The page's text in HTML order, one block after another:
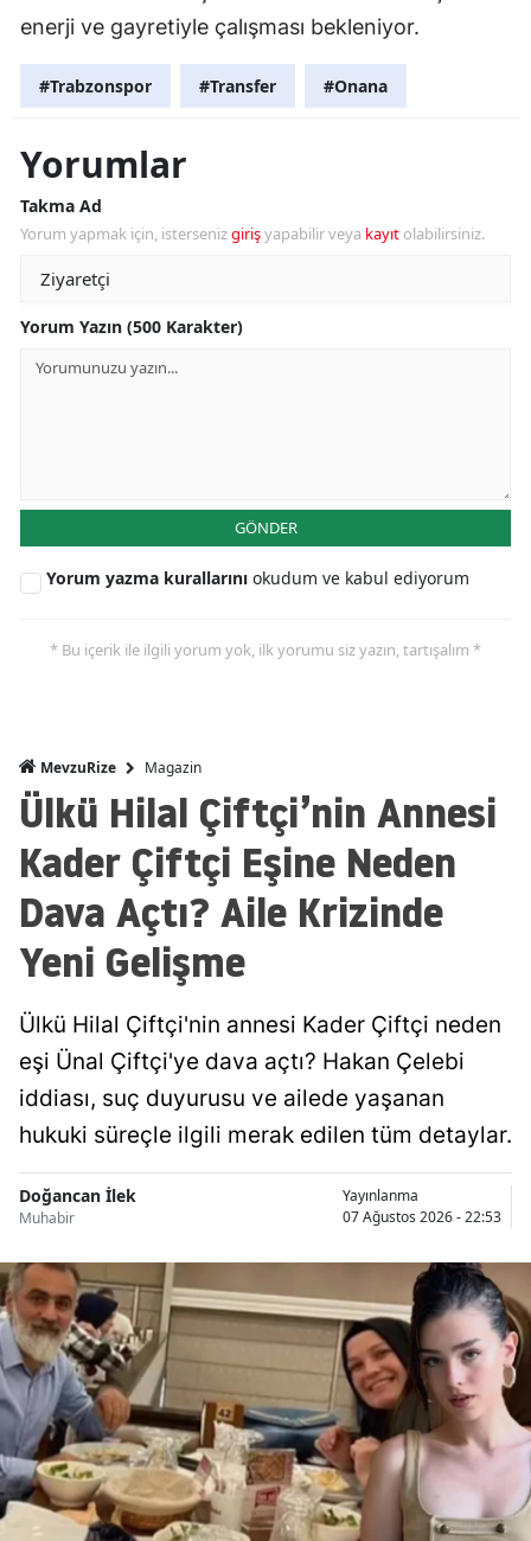
enerji ve gayretiyle çalışması bekleniyor.
#Trabzonspor #Transfer #Onana
Yorumlar
Takma Ad
Yorum yapmak için, istersenizgirişyapabilir veya kayıt olabilirsiniz.
Yorum Yazın (500 Karakter)
GÖNDER
Yorum yazma kurallarını okudum ve kabul ediyorum
* Bu içerik ile ilgili yorum yok, ilk yorumu siz yazın, tartışalım *
MevzuRize Magazin
Ülkü Hilal Çiftçi’nin Annesi
Kader Çiftçi Eşine Neden
Dava Açtı? Aile Krizinde
Yeni Gelişme
Ülkü Hilal Çiftçi'nin annesi Kader Çiftçi neden
eşi Ünal Çiftçi'ye dava açtı? Hakan Çelebi
iddiası, suç duyurusu ve ailede yaşanan
hukuki süreçle ilgili merak edilen tüm detaylar.
Doğancan İlek
Muhabir
Yayınlanma
07 Ağustos 2026 - 22:53